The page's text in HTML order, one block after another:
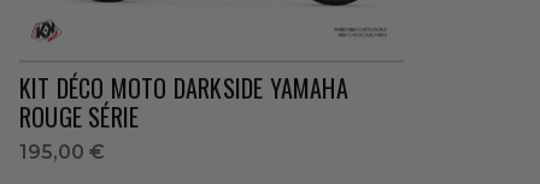
KIT DÉCO MOTO DARKSIDE YAMAHA
ROUGE SÉRIE
195,00 €